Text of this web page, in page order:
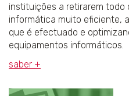
instituições a retirarem todo
informática muito eficiente,
que é efectuado e
equipamentos informáticos.
saber +